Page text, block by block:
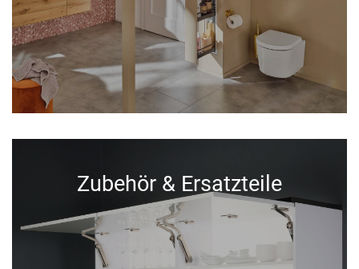
Zubehör & Ersatzteile